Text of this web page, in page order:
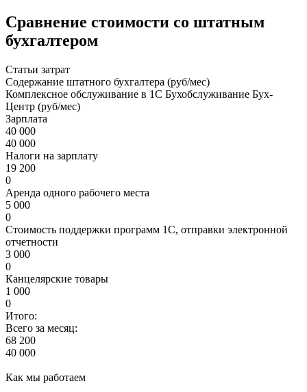
Сравнение стоимости со штатным
бухгалтером
Статьи затрат
Содержание штатного бухгалтера (руб/мес)
Комплексное обслуживание в 1С Бухобслуживание Бух-
Центр (руб/мес)
Зарплата
40 000
40 000
Налоги на зарплату
19 200
0
Аренда одного рабочего места
5 000
0
Стоимость поддержки программ 1С, отправки электронной
отчетности
3 000
0
Канцелярские товары
1 000
0
Итого:
Всего за месяц:
68 200
40 000
Как мы работаем